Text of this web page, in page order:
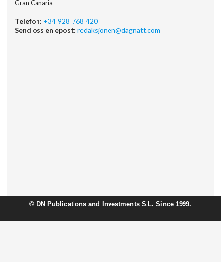
Gran Canaria
Telefon: +34 928 768 420
Send oss en epost: redaksjonen@dagnatt.com
© DN Publications and Investments S.L. Since 1999.